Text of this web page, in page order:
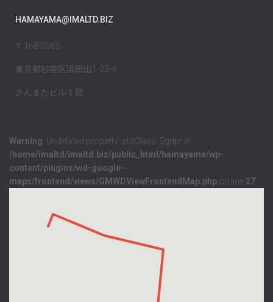
HAMAYAMA@IMALTD.BIZ
〒168-0065
東京都杉並区浜田山1-23-4
さんまたビル１階
Warning: Undefined property: stdClass::$gdpr in
/home/imaltd/imaltd.biz/public_html/hamayama/wp-
content/plugins/wd-google-
maps/frontend/views/GMWDViewFrontendMap.php on line 27